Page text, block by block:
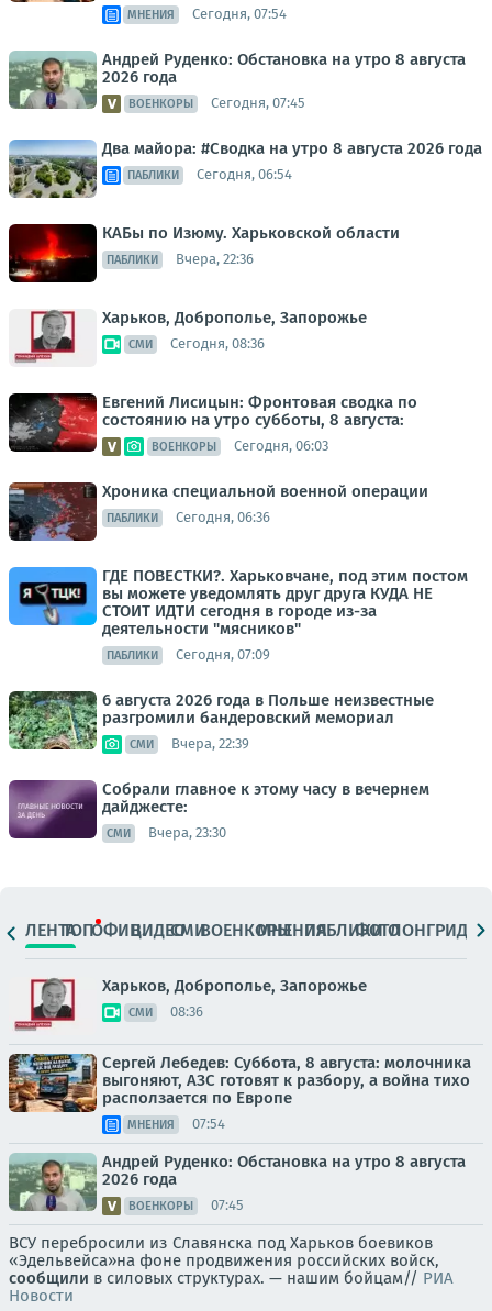
МНЕНИЯ Сегодня, 07:54
Андрей Руденко: Обстановка на утро 8 августа
2026 года
ВОЕНКОРЫ Сегодня, 07:45
Два майора: #Сводка на утро 8 августа 2026 года
ПАБЛИКИ Сегодня, 06:54
КАБы по Изюму. Харьковской области
ПАБЛИКИ Вчера, 22:36
Харьков, Доброполье, Запорожье
СМИ Сегодня, 08:36
Евгений Лисицын: Фронтовая сводка по
состоянию на утро субботы, 8 августа:
ВОЕНКОРЫ Сегодня, 06:03
Хроника специальной военной операции
ПАБЛИКИ Сегодня, 06:36
ГДЕ ПОВЕСТКИ?. Харьковчане, под этим постом
вы можете уведомлять друг друга КУДА НЕ
СТОИТ ИДТИ сегодня в городе из-за
деятельности "мясников"
ПАБЛИКИ Сегодня, 07:09
6 августа 2026 года в Польше неизвестные
разгромили бандеровский мемориал
СМИ Вчера, 22:39
Собрали главное к этому часу в вечернем
дайджесте:
СМИ Вчера, 23:30
ЛЕНТАТОПОФИЦ.ВИДЕОСМИВОЕНКОРЫМНЕНИЯПАБЛИКИ
ФОТОЛОНГРИДЫ
Харьков, Доброполье, Запорожье
СМИ 08:36
Сергей Лебедев: Суббота, 8 августа: молочника
выгоняют, АЗС готовят к разбору, а война тихо
расползается по Европе
МНЕНИЯ 07:54
Андрей Руденко: Обстановка на утро 8 августа
2026 года
ВОЕНКОРЫ 07:45
ВСУ перебросили из Славянска под Харьков боевиков
«Эдельвейса»на фоне продвижения российских войск,
сообщили в силовых структурах. — нашим бойцам// РИА
Новости